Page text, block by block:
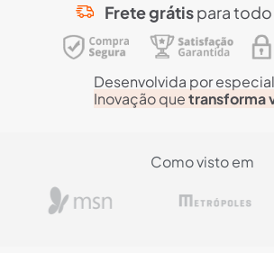
Frete grátispara todo
Desenvolvida por
Inovação quetransforma
Como visto em